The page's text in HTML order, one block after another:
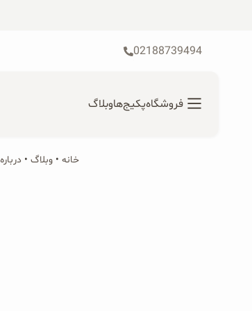
02188739494
فروشگاهپکیج‌هاوبلاگ
محصولات ارگانیک
خانه • وبلاگ •